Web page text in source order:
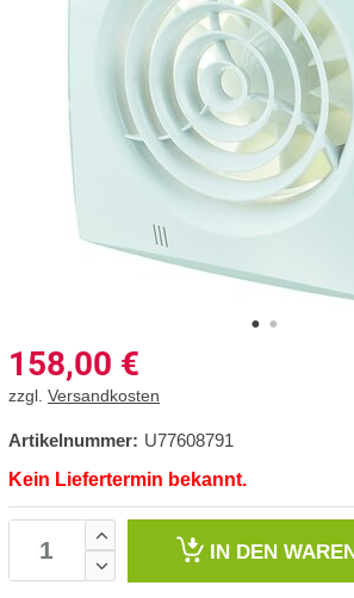
158,00 €
zzgl. Versandkosten
Artikelnummer: U77608791
Kein Liefertermin bekannt.
IN DEN